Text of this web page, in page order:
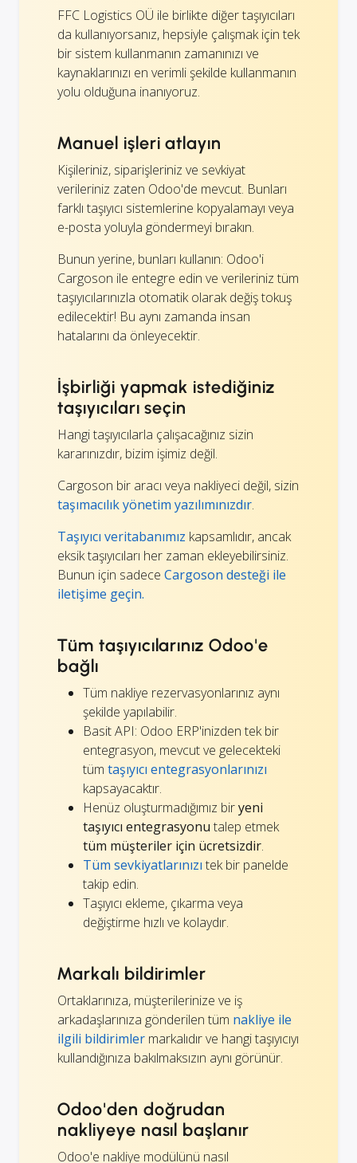
FFC Logistics OÜ ile birlikte diğer taşıyıcıları
da kullanıyorsanız, hepsiyle çalışmak için tek
bir sistem kullanmanın zamanınızı ve
kaynaklarınızı en verimli şekilde kullanmanın
yolu olduğuna inanıyoruz.
Manuel işleri atlayın
Kişileriniz, siparişleriniz ve sevkiyat
verileriniz zaten Odoo'de mevcut. Bunları
farklı taşıyıcı sistemlerine kopyalamayı veya
e-posta yoluyla göndermeyi bırakın.
Bunun yerine, bunları kullanın: Odoo'i
Cargoson ile entegre edin ve verileriniz tüm
taşıyıcılarınızla otomatik olarak değiş tokuş
edilecektir! Bu aynı zamanda insan
hatalarını da önleyecektir.
İşbirliği yapmak istediğiniz
taşıyıcıları seçin
Hangi taşıyıcılarla çalışacağınız sizin
kararınızdır, bizim işimiz değil.
Cargoson bir aracı veya nakliyeci değil, sizin
taşımacılık yönetim yazılımınızdır.
Taşıyıcı veritabanımız kapsamlıdır, ancak
eksik taşıyıcıları her zaman ekleyebilirsiniz.
Bunun için sadece Cargoson desteği ile
iletişime geçin.
Tüm taşıyıcılarınız Odoo'e
bağlı
Tüm nakliye rezervasyonlarınız aynı
şekilde yapılabilir.
Basit API: Odoo ERP'inizden tek bir
entegrasyon, mevcut ve gelecekteki
tüm taşıyıcı entegrasyonlarınızı
kapsayacaktır.
Henüz oluşturmadığımız biryeni
taşıyıcı entegrasyonu talep etmek
tüm müşteriler için ücretsizdir.
Tüm sevkiyatlarınızı tek bir panelde
takip edin.
Taşıyıcı ekleme, çıkarma veya
değiştirme hızlı ve kolaydır.
Markalı bildirimler
Ortaklarınıza, müşterilerinize ve iş
arkadaşlarınıza gönderilen tüm nakliye ile
ilgili bildirimler markalıdır ve hangi taşıyıcıyı
kullandığınıza bakılmaksızın aynı görünür.
Odoo'den doğrudan
nakliyeye nasıl başlanır
Odoo'e nakliye modülünü nasıl